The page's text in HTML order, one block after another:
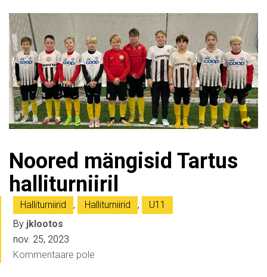
Noored mängisid Tartus
halliturniiril
Halliturniirid , Halliturniirid ,
U11
By jklootos
nov. 25, 2023
Kommentaare pole